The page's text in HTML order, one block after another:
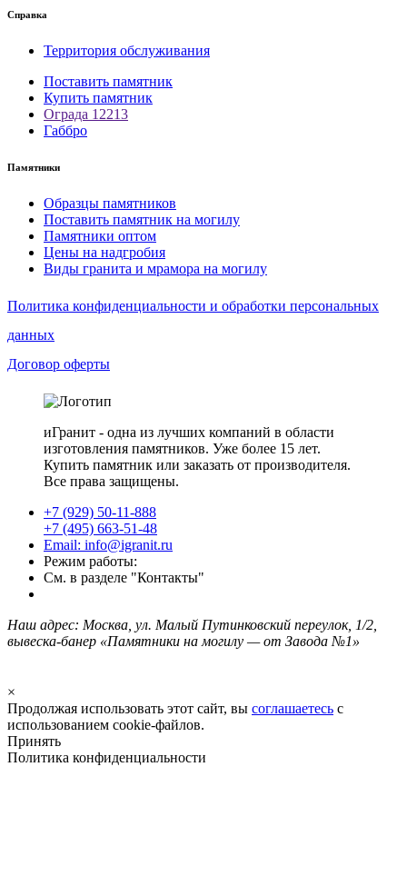
Справка
Территория обслуживания
Поставить памятник
Купить памятник
Ограда 12213
Габбро
Памятники
Образцы памятников
Поставить памятник на могилу
Памятники оптом
Цены на надгробия
Виды гранита и мрамора на могилу
Политика конфиденциальности и обработки персональных
данных
Договор оферты
иГранит - одна из лучших компаний в области
изготовления памятников. Уже более 15 лет.
Купить памятник или заказать от производителя.
Все права защищены.
+7 (929) 50-11-888
+7 (495) 663-51-48
Email: info@igranit.ru
Режим работы:
См. в разделе "Контакты"
Наш адрес: Москва, ул. Малый Путинковский переулок, 1/2,
вывеска-банер «Памятники на могилу — от Завода №1»
×
Продолжая использовать этот сайт, вы соглашаетесь с
использованием cookie-файлов.
Принять
Политика конфиденциальности